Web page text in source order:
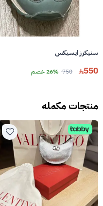
سنيكرز ايسيكس
550
750 26% خصم
منتجات مكمله